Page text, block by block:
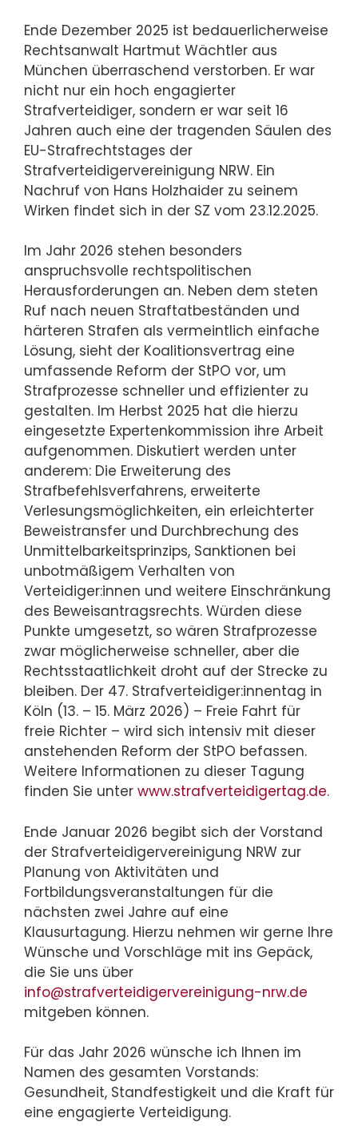
Ende Dezember 2025 ist bedauerlicherweise
Rechtsanwalt Hartmut Wächtler aus
München überraschend verstorben. Er war
nicht nur ein hoch engagierter
Strafverteidiger, sondern er war seit 16
Jahren auch eine der tragenden Säulen des
EU-Strafrechtstages der
Strafverteidigervereinigung NRW. Ein
Nachruf von Hans Holzhaider zu seinem
Wirken findet sich in der SZ vom 23.12.2025.
Im Jahr 2026 stehen besonders
anspruchsvolle rechtspolitischen
Herausforderungen an. Neben dem steten
Ruf nach neuen Straftatbeständen und
härteren Strafen als vermeintlich einfache
Lösung, sieht der Koalitionsvertrag eine
umfassende Reform der StPO vor, um
Strafprozesse schneller und effizienter zu
gestalten. Im Herbst 2025 hat die hierzu
eingesetzte Expertenkommission ihre Arbeit
aufgenommen. Diskutiert werden unter
anderem: Die Erweiterung des
Strafbefehlsverfahrens, erweiterte
Verlesungsmöglichkeiten, ein erleichterter
Beweistransfer und Durchbrechung des
Unmittelbarkeitsprinzips, Sanktionen bei
unbotmäßigem Verhalten von
Verteidiger:innen und weitere Einschränkung
des Beweisantragsrechts. Würden diese
Punkte umgesetzt, so wären Strafprozesse
zwar möglicherweise schneller, aber die
Rechtsstaatlichkeit droht auf der Strecke zu
bleiben. Der 47. Strafverteidiger:innentag in
Köln (13. – 15. März 2026) – Freie Fahrt für
freie Richter – wird sich intensiv mit dieser
anstehenden Reform der StPO befassen.
Weitere Informationen zu dieser Tagung
finden Sie unter www.strafverteidigertag.de.
Ende Januar 2026 begibt sich der Vorstand
der Strafverteidigervereinigung NRW zur
Planung von Aktivitäten und
Fortbildungsveranstaltungen für die
nächsten zwei Jahre auf eine
Klausurtagung. Hierzu nehmen wir gerne Ihre
Wünsche und Vorschläge mit ins Gepäck,
die Sie uns über
info@strafverteidigervereinigung-nrw.de
mitgeben können.
Für das Jahr 2026 wünsche ich Ihnen im
Namen des gesamten Vorstands:
Gesundheit, Standfestigkeit und die Kraft für
eine engagierte Verteidigung.